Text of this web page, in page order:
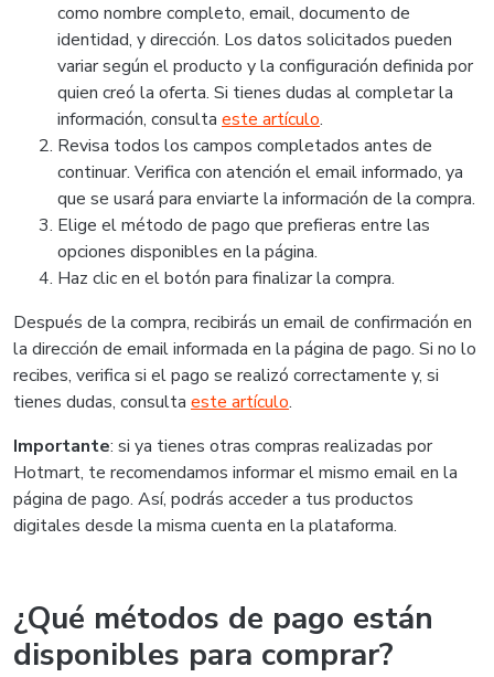
como nombre completo, email, documento de
identidad, y dirección. Los datos solicitados pueden
variar según el producto y la configuración definida por
quien creó la oferta. Si tienes dudas al completar la
información, consulta este artículo.
Revisa todos los campos completados antes de
continuar. Verifica con atención el email informado, ya
que se usará para enviarte la información de la compra.
Elige el método de pago que prefieras entre las
opciones disponibles en la página.
Haz clic en el botón para finalizar la compra.
Después de la compra, recibirás un email de confirmación en
la dirección de email informada en la página de pago. Si no lo
recibes, verifica si el pago se realizó correctamente y, si
tienes dudas, consulta este artículo.
Importante: si ya tienes otras compras realizadas por
Hotmart, te recomendamos informar el mismo email en la
página de pago. Así, podrás acceder a tus productos
digitales desde la misma cuenta en la plataforma.
¿Qué métodos de pago están
disponibles para comprar?